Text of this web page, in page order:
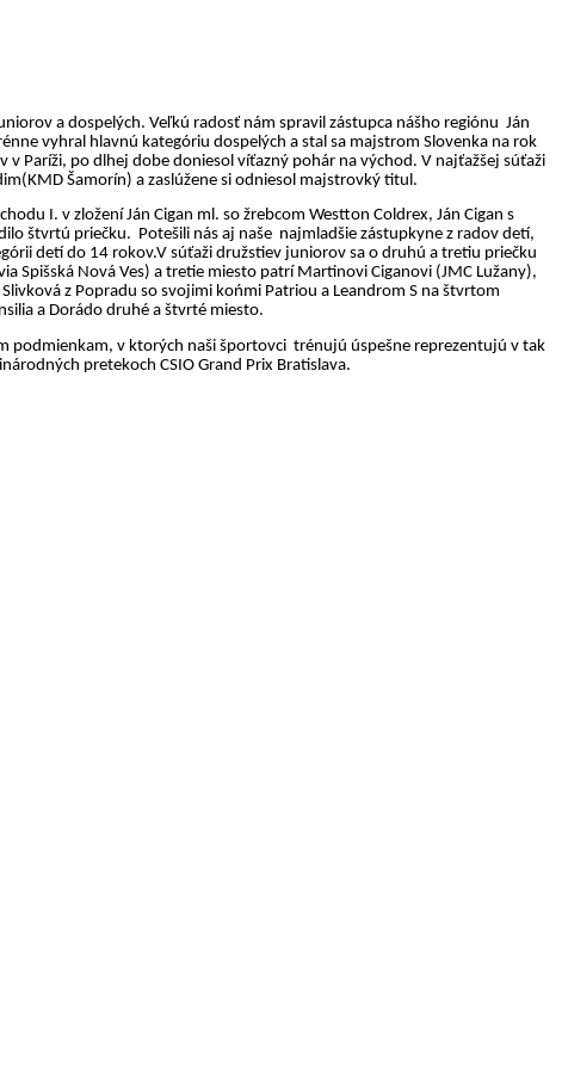
a dospelých. Veľkú radosť nám spravil zástupca nášho regiónu Ján
vyhral hlavnú kategóriu dospelých a stal sa majstrom Slovenka na rok
Paríži, po dlhej dobe doniesol víťazný pohár na východ. V najťažšej súťaži
(KMD Šamorín) a zaslúžene si odniesol majstrovký titul.
I. v zložení Ján Cigan ml. so žrebcom Westton Coldrex, Ján Cigan s
štvrtú priečku. Potešili nás aj naše najmladšie zástupkyne z radov detí,
detí do 14 rokov.V súťaži družstiev juniorov sa o druhú a tretiu priečku
Spišská Nová Ves) a tretie miesto patrí Martinovi Ciganovi (JMC Lužany),
z Popradu so svojimi końmi Patriou a Leandrom S na štvrtom
a Dorádo druhé a štvrté miesto.
podmienkam, v ktorých naši športovci trénujú úspešne reprezentujú v tak
pretekoch CSIO Grand Prix Bratislava.